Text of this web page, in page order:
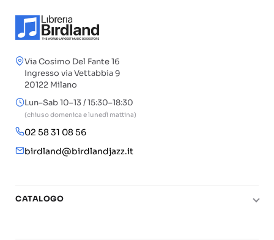
Via Cosimo Del Fante 16
Ingresso via Vettabbia 9
20122 Milano
Lun–Sab 10–13 / 15:30–18:30
(chiuso domenica e lunedì mattina)
02 58 31 08 56
birdland@birdlandjazz.it
CATALOGO